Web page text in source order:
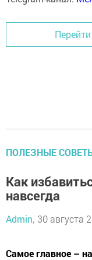
ПОЛЕЗНЫЕ
Как
навсегда
Admin, 30 августа
Самое главное –